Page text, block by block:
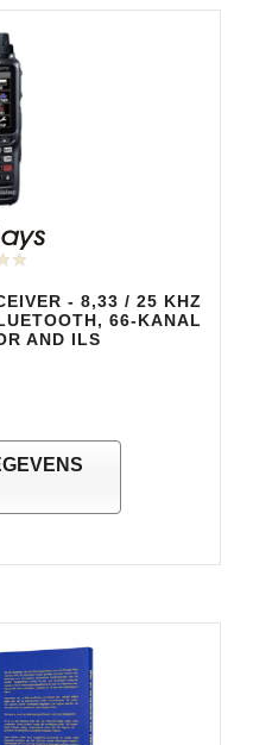
- 8,33 / 25 KHZ
66-KANAL
AND ILS